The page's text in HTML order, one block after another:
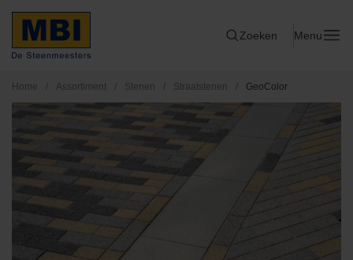
Zoeken Menu
Home / Assortiment / Stenen / Straatstenen / GeoColor